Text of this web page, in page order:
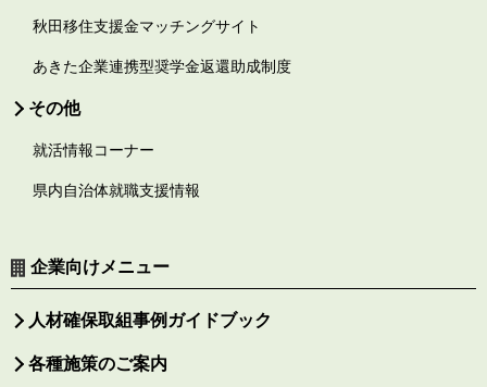
秋田移住支援金マッチングサイト
あきた企業連携型奨学金返還助成制度
その他
就活情報コーナー
県内自治体就職支援情報
企業向けメニュー
人材確保取組事例ガイドブック
各種施策のご案内